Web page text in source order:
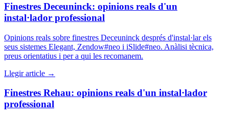
Finestres Deceuninck: opinions reals d'un
instal·lador professional
Opinions reals sobre finestres Deceuninck després d'instal·lar els
seus sistemes Elegant, Zendow#neo i iSlide#neo. Anàlisi tècnica,
preus orientatius i per a qui les recomanem.
Llegir article →
Finestres Rehau: opinions reals d'un instal·lador
professional